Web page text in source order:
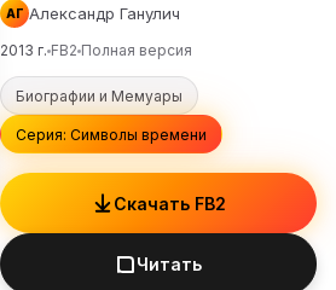
АГ Александр Ганулич
2013 г. FB2 Полная версия
Биографии и Мемуары
Серия: Символы времени
Скачать FB2
Читать